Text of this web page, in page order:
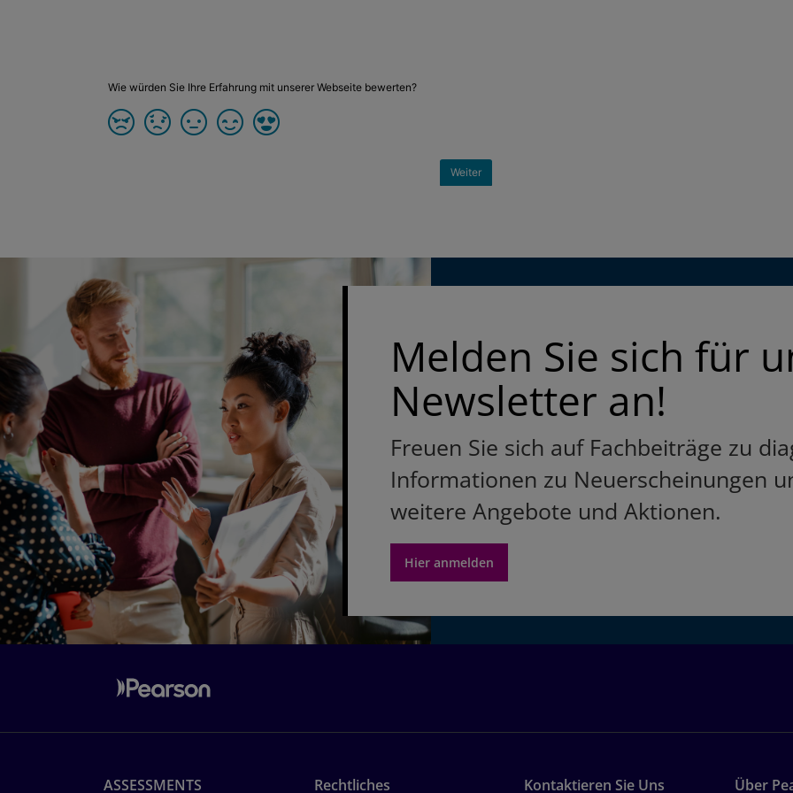
Melden Sie sich für
Newsletter an!
Freuen Sie sich auf Fachbeiträge zu
Informationen zu Neuerscheinungen
weitere Angebote und Aktionen.
Hier anmelden
ASSESSMENTS Rechtliches Kontaktieren Sie Uns Über